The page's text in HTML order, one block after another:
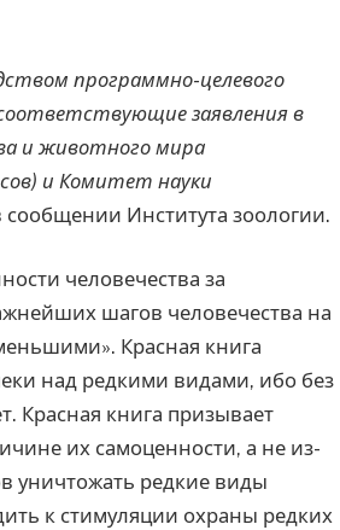
программно-целевого
заявления в
и животного мира
и Комитет науки
сообщении Института зоологии.
человечества за
шагов человечества на
Красная книга
над редкими видами, ибо без
Красная книга призывает
их самоценности, а не из-
уничтожать редкие виды
к стимуляции охраны редких